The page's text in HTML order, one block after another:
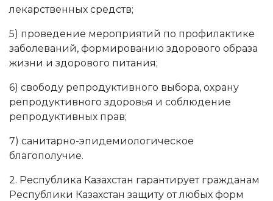
лекарственных средств;
5) проведение мероприятий по профилактике
заболеваний, формированию здорового образа
жизни и здорового питания;
6) свободу репродуктивного выбора, охрану
репродуктивного здоровья и соблюдение
репродуктивных прав;
7) санитарно-эпидемиологическое
благополучие.
2. Республика Казахстан гарантирует гражданам
Республики Казахстан защиту от любых форм